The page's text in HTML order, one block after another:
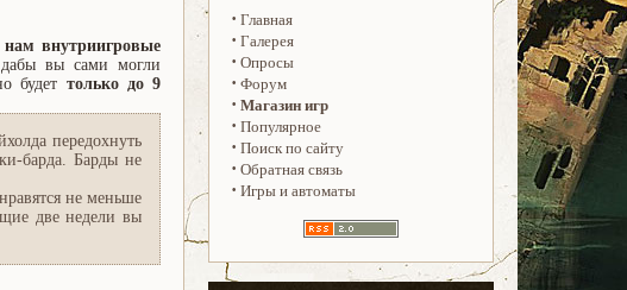
нам внутриигровые
вы сами могли
будет только до 9
передохнуть
барда. Барды не
не меньше
две недели вы
· Главная
· Галерея
· Опросы
· Форум
· Магазин игр
· Популярное
· Поиск по сайту
· Обратная связь
· Игры и автоматы